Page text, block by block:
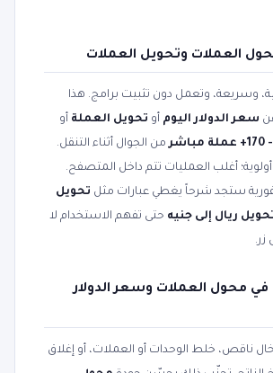
العملات وتحويل العملات
وسريعة، وتعمل دون تثبيت برامج. هذا
سعر الدولار اليوم أو تحويل العملة أو
من الجوال أثناء التنقل.
أغلب العمليات تتم داخل المتصفح.
ستجد شرحاً يغطي عبارات مثل تحويل
ريال إلى جنيه حتى تفهم الاستخدام لا
محول العملات وسعر الدولار
ناقص، خلط الوحدات أو العملات، أو إغلاق